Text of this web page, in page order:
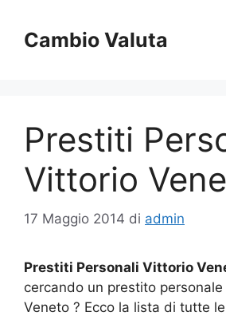
contenuto
Cambio Valuta
Prestiti
Vittorio
17 Maggio 2014 di admin
Prestiti Personali Vittorio
cercando un prestito
Veneto ? Ecco la lista di tutte